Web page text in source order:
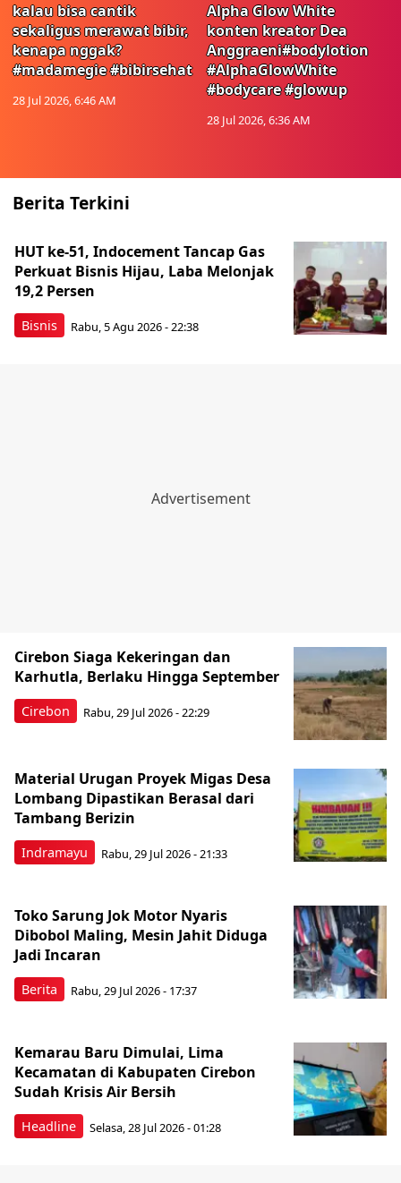
kalau bisa cantik
sekaligus merawat bibir,
kenapa nggak?
#madamegie #bibirsehat
28 Jul 2026, 6:46 AM
Alpha Glow White
konten kreator Dea
Anggraeni#bodylotion
#AlphaGlowWhite
#bodycare #glowup
28 Jul 2026, 6:36 AM
Berita Terkini
Bisnis
HUT ke-51, Indocement Tancap Gas
Perkuat Bisnis Hijau, Laba Melonjak
19,2 Persen
Rabu, 5 Agu 2026 - 22:38
Cirebon
Cirebon Siaga Kekeringan dan
Karhutla, Berlaku Hingga September
Rabu, 29 Jul 2026 - 22:29
Indramayu
Material Urugan Proyek Migas Desa
Lombang Dipastikan Berasal dari
Tambang Berizin
Rabu, 29 Jul 2026 - 21:33
Berita
Toko Sarung Jok Motor Nyaris
Dibobol Maling, Mesin Jahit Diduga
Jadi Incaran
Rabu, 29 Jul 2026 - 17:37
Headline
Kemarau Baru Dimulai, Lima
Kecamatan di Kabupaten Cirebon
Sudah Krisis Air Bersih
Selasa, 28 Jul 2026 - 01:28